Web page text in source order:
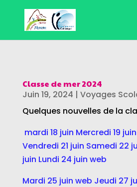
Classe de mer 2024
Juin 19, 2024 | Voyages
Quelques nouvelles de la
mardi 18 juin Mercredi 19 juin
Vendredi 21 juin Samedi 22
juin Lundi 24 juin web
Mardi 25 juin web Jeudi 27